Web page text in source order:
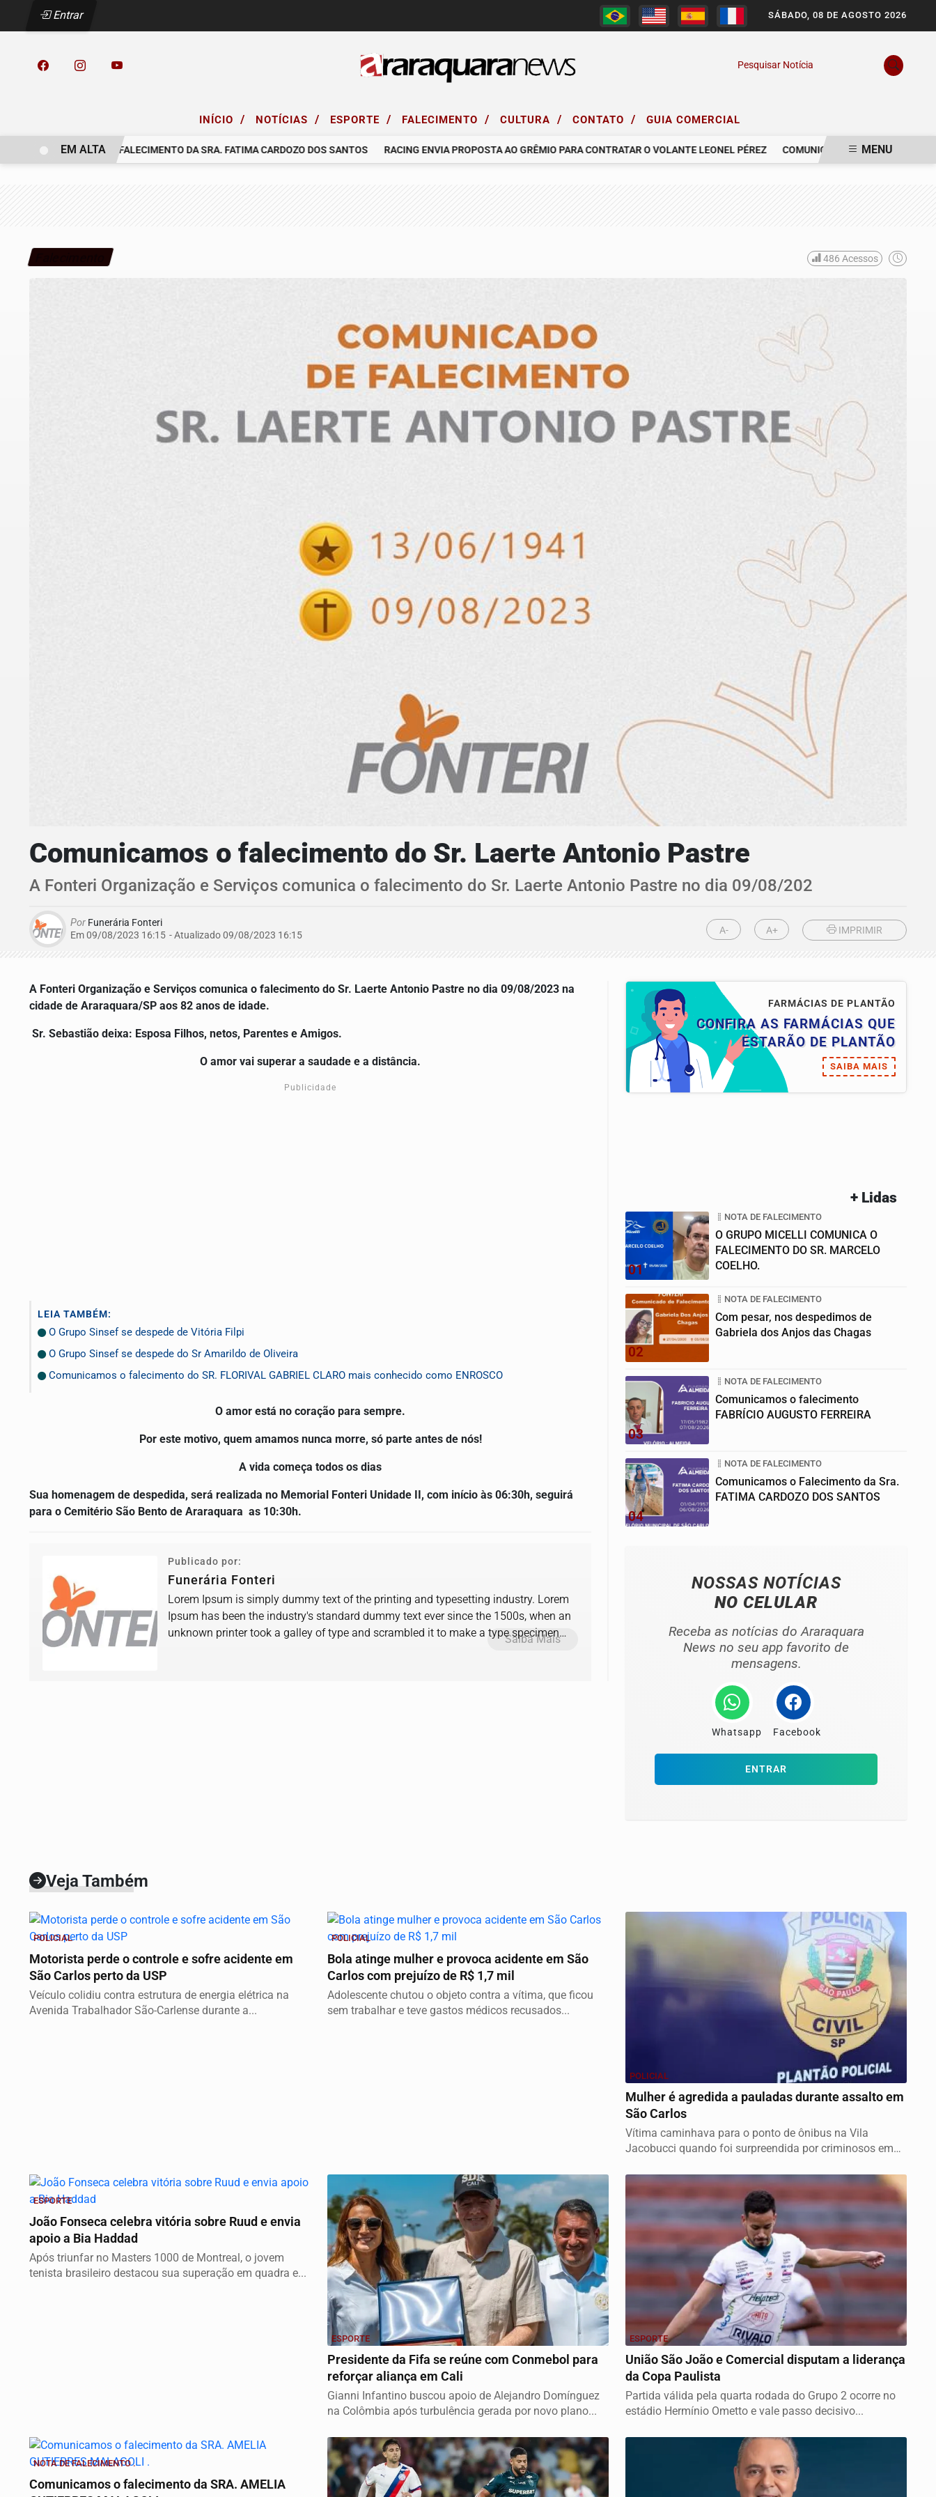
Entrar SÁBADO, 08 DE AGOSTO 2026
Pesquisar Notícia
INÍCIO / NOTÍCIAS / ESPORTE / FALECIMENTO / CULTURA / CONTATO / GUIA COMERCIAL
COMUNICAMOS O FALECIMENTO DA SRA. FATIMA CARDOZO DOS SANTOS RACING ENVIA PROPOSTA AO GRÊMIO PARA CONTRATAR O VOLANTE LEONEL PÉREZ COMUNICAMOS O FALECIMENTO DO
EM ALTA MENU
486 Acessos
Comunicamos o falecimento do Sr. Laerte Antonio Pastre
A Fonteri Organização e Serviços comunica o falecimento do Sr. Laerte Antonio Pastre no dia 09/08/202
Por Funerária Fonteri
Em 09/08/2023 16:15 - Atualizado09/08/2023 16:15 A- A+ IMPRIMIR
A Fonteri Organização e Serviços comunica o falecimento do Sr. Laerte Antonio Pastre no dia 09/08/2023 na
cidade de Araraquara/SP aos 82 anos de idade.
Sr. Sebastião deixa: Esposa Filhos, netos, Parentes e Amigos.
O amor vai superar a saudade e a distância.
Publicidade
LEIA TAMBÉM:
O Grupo Sinsef se despede de Vitória Filpi
O Grupo Sinsef se despede do Sr Amarildo de Oliveira
Comunicamos o falecimento do SR. FLORIVAL GABRIEL CLARO mais conhecido como ENROSCO
O amor está no coração para sempre.
Por este motivo, quem amamos nunca morre, só parte antes de nós!
A vida começa todos os dias
Sua homenagem de despedida, será realizada no Memorial Fonteri Unidade II, com início às 06:30h, seguirá
para o Cemitério São Bento de Araraquara as 10:30h.
Publicado por:
Funerária Fonteri
Lorem Ipsum is simply dummy text of the printing and typesetting industry. Lorem
Ipsum has been the industry's standard dummy text ever since the 1500s, when an
unknown printer took a galley of type and scrambled it to make a type specimen
Saiba Mais
FARMÁCIAS DE PLANTÃO
CONFIRA AS FARMÁCIAS QUE
ESTARÃO DE PLANTÃO
SAIBA MAIS
+ Lidas
01
NOTA DE FALECIMENTO
O GRUPO MICELLI COMUNICA O
FALECIMENTO DO SR. MARCELO
COELHO.
02
NOTA DE FALECIMENTO
Com pesar, nos despedimos de
Gabriela dos Anjos das Chagas
03
NOTA DE FALECIMENTO
Comunicamos o falecimento
FABRÍCIO AUGUSTO FERREIRA
04
NOTA DE FALECIMENTO
Comunicamos o Falecimento da Sra.
FATIMA CARDOZO DOS SANTOS
NOSSAS NOTÍCIAS
NO CELULAR
Receba as notícias do Araraquara
News no seu app favorito de
mensagens.
Whatsapp Facebook
ENTRAR
Veja Também
POLICIAL
Motorista perde o controle e sofre acidente em
São Carlos perto da USP
Veículo colidiu contra estrutura de energia elétrica na
Avenida Trabalhador São-Carlense durante a...
POLICIAL
Bola atinge mulher e provoca acidente em São
Carlos com prejuízo de R$ 1,7 mil
Adolescente chutou o objeto contra a vítima, que ficou
sem trabalhar e teve gastos médicos recusados...
POLICIAL
Mulher é agredida a pauladas durante assalto em
São Carlos
Vítima caminhava para o ponto de ônibus na Vila
Jacobucci quando foi surpreendida por criminosos em
ESPORTE
João Fonseca celebra vitória sobre Ruud e envia
apoio a Bia Haddad
Após triunfar no Masters 1000 de Montreal, o jovem
tenista brasileiro destacou sua superação em quadra e...
ESPORTE
Presidente da Fifa se reúne com Conmebol para
reforçar aliança em Cali
Gianni Infantino buscou apoio de Alejandro Domínguez
na Colômbia após turbulência gerada por novo plano...
ESPORTE
União São João e Comercial disputam a liderança
da Copa Paulista
Partida válida pela quarta rodada do Grupo 2 ocorre no
estádio Hermínio Ometto e vale passo decisivo...
NOTA DE FALECIMENTO .
Comunicamos o falecimento da SRA. AMELIA